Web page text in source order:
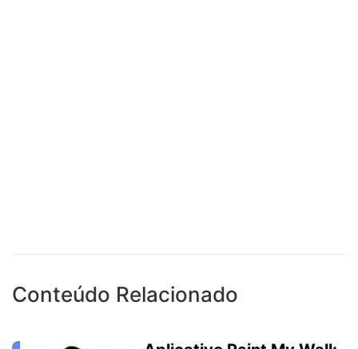
Conteúdo Relacionado